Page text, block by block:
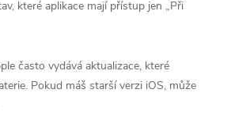
které aplikace mají přístup jen „Při
často vydává aktualizace, které
Pokud máš starší verzi iOS, může